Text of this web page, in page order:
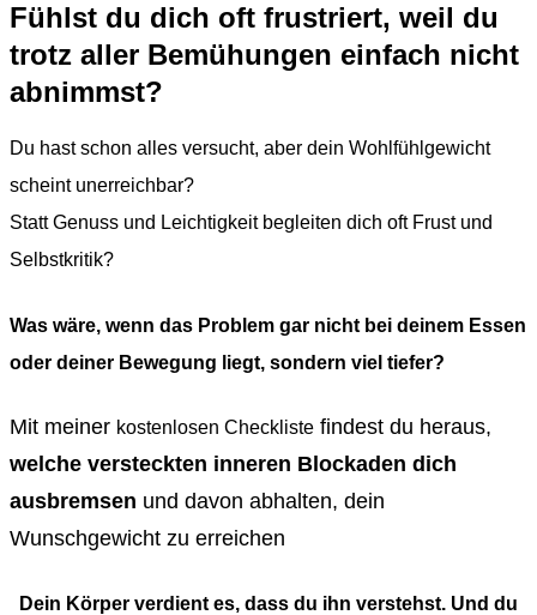
Fühlst du dich oft frustriert, weil du
trotz aller Bemühungen einfach nicht
abnimmst?
Du hast schon alles versucht, aber dein Wohlfühlgewicht
scheint unerreichbar?
Statt Genuss und Leichtigkeit begleiten dich oft Frust und
Selbstkritik?
Was wäre, wenn das Problem gar nicht bei deinem Essen
oder deiner Bewegung liegt, sondern viel tiefer?
Mit meiner kostenlosen Checkliste findest du heraus,
welche versteckten inneren Blockaden dich
ausbremsen und davon abhalten, dein
Wunschgewicht zu erreichen
Dein Körper verdient es, dass du ihn verstehst. Und du